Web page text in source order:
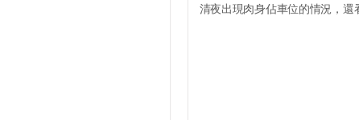
清夜出現肉身佔車位的情況，還